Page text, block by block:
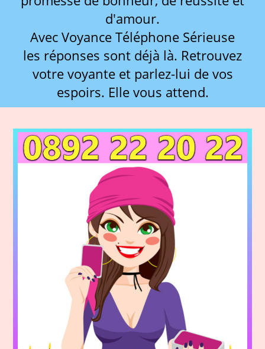
d'amour.
Avec Voyance Téléphone Sérieuse
les réponses sont déjà là. Retrouvez
votre voyante et parlez-lui de vos
espoirs. Elle vous attend.